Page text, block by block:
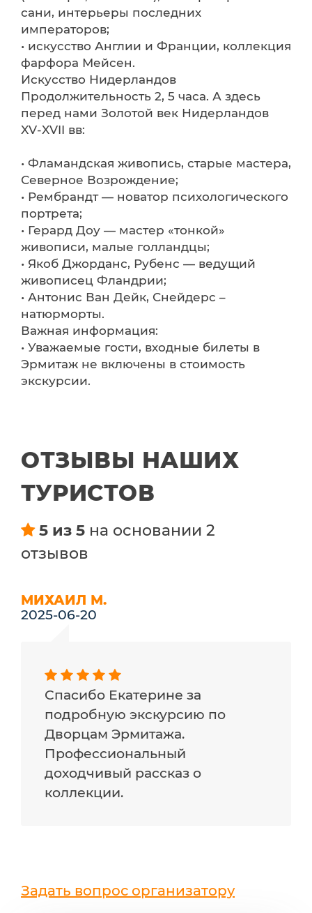
сани, интерьеры последних
императоров;
• искусство Англии и Франции, коллекция
фарфора Мейсен.
Искусство Нидерландов
Продолжительность 2, 5 часа. А здесь
перед нами Золотой век Нидерландов
XV-XVII вв:
• Фламандская живопись, старые мастера,
Северное Возрождение;
• Рембрандт — новатор психологического
портрета;
• Герард Доу — мастер «тонкой»
живописи, малые голландцы;
• Якоб Джорданс, Рубенс — ведущий
живописец Фландрии;
• Антонис Ван Дейк, Снейдерс –
натюрморты.
Важная информация:
• Уважаемые гости, входные билеты в
Эрмитаж не включены в стоимость
экскурсии.
ОТЗЫВЫ НАШИХ
ТУРИСТОВ
5 из 5 на основании 2
отзывов
МИХАИЛ М.
2025-06-20
Спасибо Екатерине за
подробную экскурсию по
Дворцам Эрмитажа.
Профессиональный
доходчивый рассказ о
коллекции.
Задать вопрос организатору